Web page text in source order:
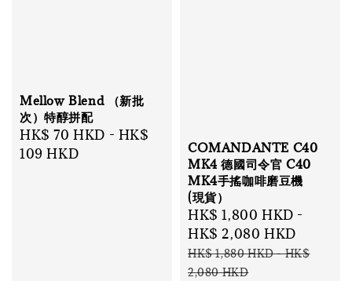
Mellow Blend （新批
次）特醇拼配
Regular
price
HK$ 70 HKD - HK$
109 HKD
COMANDANTE C40
MK4 德國司令官 C40
MK4手搖咖啡磨豆機
(現貨）
Sale
price
HK$ 1,800 HKD -
HK$ 2,080 HKD
Regular
price
HK$ 1,880 HKD-HK$
2,080 HKD